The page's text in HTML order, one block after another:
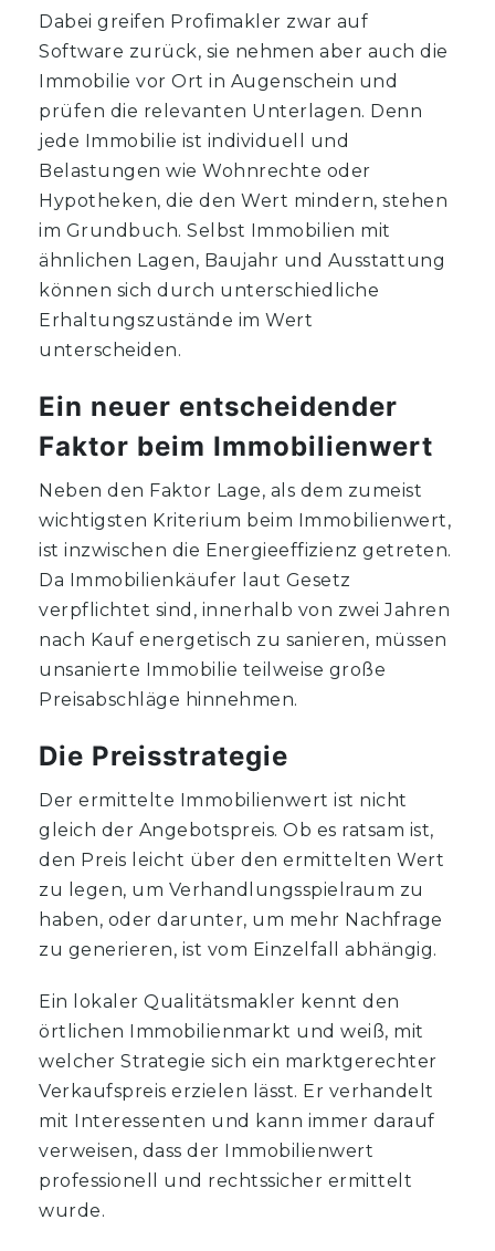
Dabei greifen Profimakler zwar auf
Software zurück, sie nehmen aber auch die
Immobilie vor Ort in Augenschein und
prüfen die relevanten Unterlagen. Denn
jede Immobilie ist individuell und
Belastungen wie Wohnrechte oder
Hypotheken, die den Wert mindern, stehen
im Grundbuch. Selbst Immobilien mit
ähnlichen Lagen, Baujahr und Ausstattung
können sich durch unterschiedliche
Erhaltungszustände im Wert
unterscheiden.
Ein neuer entscheidender
Faktor beim Immobilienwert
Neben den Faktor Lage, als dem zumeist
wichtigsten Kriterium beim Immobilienwert,
ist inzwischen die Energieeffizienz getreten.
Da Immobilienkäufer laut Gesetz
verpflichtet sind, innerhalb von zwei Jahren
nach Kauf energetisch zu sanieren, müssen
unsanierte Immobilie teilweise große
Preisabschläge hinnehmen.
Die Preisstrategie
Der ermittelte Immobilienwert ist nicht
gleich der Angebotspreis. Ob es ratsam ist,
den Preis leicht über den ermittelten Wert
zu legen, um Verhandlungsspielraum zu
haben, oder darunter, um mehr Nachfrage
zu generieren, ist vom Einzelfall abhängig.
Ein lokaler Qualitätsmakler kennt den
örtlichen Immobilienmarkt und weiß, mit
welcher Strategie sich ein marktgerechter
Verkaufspreis erzielen lässt. Er verhandelt
mit Interessenten und kann immer darauf
verweisen, dass der Immobilienwert
professionell und rechtssicher ermittelt
wurde.